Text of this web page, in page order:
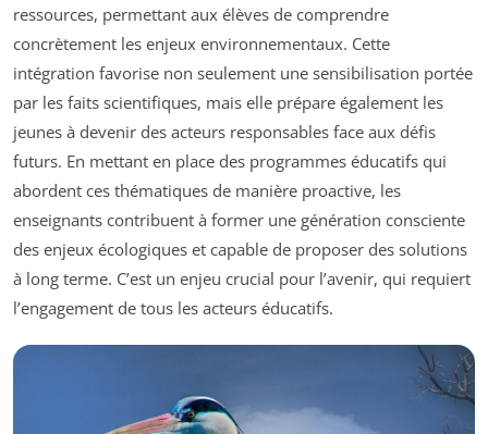
ressources, permettant aux élèves de comprendre
concrètement les enjeux environnementaux. Cette
intégration favorise non seulement une sensibilisation portée
par les faits scientifiques, mais elle prépare également les
jeunes à devenir des acteurs responsables face aux défis
futurs. En mettant en place des programmes éducatifs qui
abordent ces thématiques de manière proactive, les
enseignants contribuent à former une génération consciente
des enjeux écologiques et capable de proposer des solutions
à long terme. C’est un enjeu crucial pour l’avenir, qui requiert
l’engagement de tous les acteurs éducatifs.